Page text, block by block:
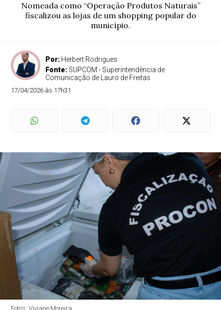
Nomeada como “Operação Produtos Naturais”
fiscalizou as lojas de um shopping popular do
município.
Por: Herbert Rodrigues
Fonte: SUPCOM - Superintendência de
Comunicação de Lauro de Freitas
17/04/2026 às 17h31
Fotos: Viviane Moreira